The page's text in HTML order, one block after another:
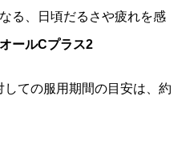
る、日頃だるさや疲れを感
ールCプラス2
ての服用期間の目安は、約